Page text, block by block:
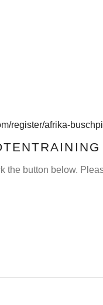
register/afrika-
the button below.